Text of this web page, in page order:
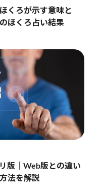
くろが示す意味と
ほくろ占い結果
版｜Web版との違い
法を解説